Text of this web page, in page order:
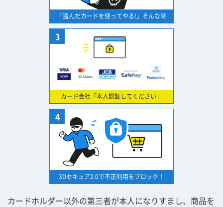
「盗んだカードを使ってやる!」そんな時
3
カード会社「本人認証してください」
4
3Dセキュア2.0で不正利用をブロック！
カードホルダー以外の第三者が本人になりすまし、商品を